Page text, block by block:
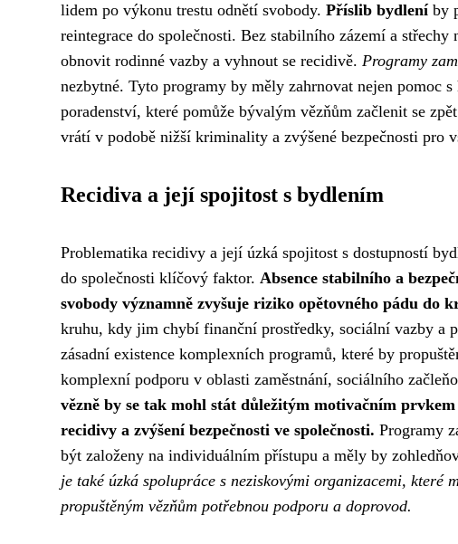
lidem po výkonu trestu odnětí svobody. Příslib bydleníby
reintegrace do společnosti. Bez stabilního zázemí a
obnovit rodinné vazby a vyhnout se recidivě. Programy
nezbytné. Tyto programy by měly zahrnovat nejen pomoc
poradenství, které pomůže bývalým vězňům začlenit se
vrátí v podobě nižší kriminality a zvýšené bezpečnosti pro
Recidiva a její spojitost s bydlením
Problematika recidivy a její úzká spojitost s dostupností
do společnosti klíčový faktor. Absence stabilního a
svobody významně zvyšuje riziko opětovného pádu do
kruhu, kdy jim chybí finanční prostředky, sociální vazby a
zásadní existence komplexních programů, které by
komplexní podporu v oblasti zaměstnání, sociálního
vězně by se tak mohl stát důležitým motivačním
recidivy a zvýšení bezpečnosti ve společnosti. Programy
být založeny na individuálním přístupu a měly by
je také úzká spolupráce s neziskovými organizacemi, které
propuštěným vězňům potřebnou podporu a doprovod.